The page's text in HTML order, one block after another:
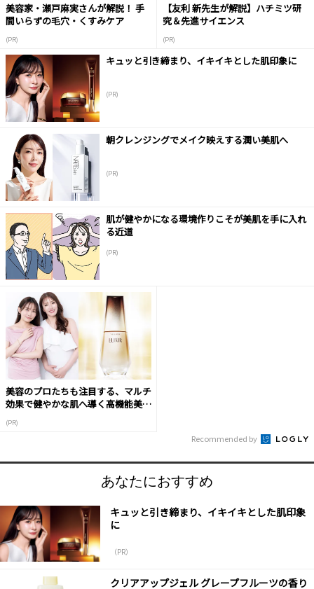
美容家・瀬戸麻実さんが解説！ 手
間いらずの毛穴・くすみケア
(PR)
【友利 新先生が解説】ハチミツ研
究＆先進サイエンス
(PR)
キュッと引き締まり、イキイキとした肌印象に
(PR)
朝クレンジングでメイク映えする潤い美肌へ
(PR)
肌が健やかになる環境作りこそが美肌を手に入れ
る近道
(PR)
美容のプロたちも注目する、マルチ
効果で健やかな肌へ導く高機能美容
(PR)
Recommended by
あなたにおすすめ
キュッと引き締まり、イキイキとした肌印象
に
（PR）
クリアアップジェル グレープフルーツの香り